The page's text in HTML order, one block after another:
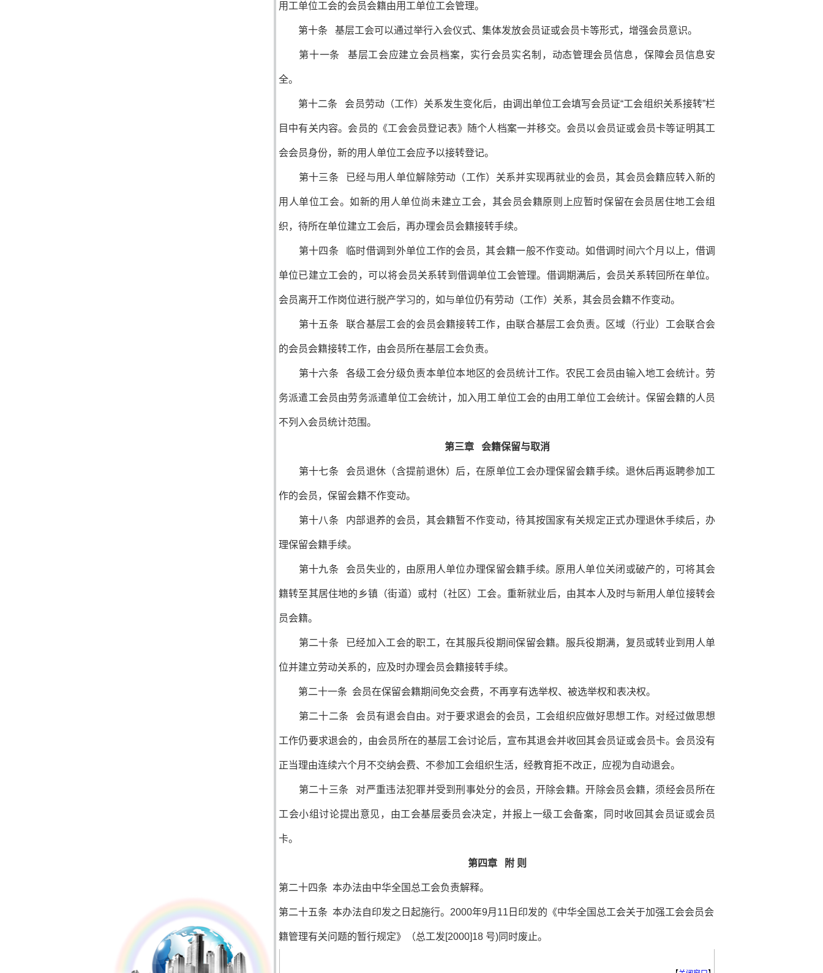
用工单位工会的会员会籍由用工单位工会管理。
第十条 基层工会可以通过举行入会仪式、集体发放会员证或会员卡等形式，增强会员意识。
第十一条 基层工会应建立会员档案，实行会员实名制，动态管理会员信息，保障会员信息安
全。
第十二条 会员劳动（工作）关系发生变化后，由调出单位工会填写会员证“工会组织关系接转”栏
目中有关内容。会员的《工会会员登记表》随个人档案一并移交。会员以会员证或会员卡等证明其工
会会员身份，新的用人单位工会应予以接转登记。
第十三条 已经与用人单位解除劳动（工作）关系并实现再就业的会员，其会员会籍应转入新的
用人单位工会。如新的用人单位尚未建立工会，其会员会籍原则上应暂时保留在会员居住地工会组
织，待所在单位建立工会后，再办理会员会籍接转手续。
第十四条 临时借调到外单位工作的会员，其会籍一般不作变动。如借调时间六个月以上，借调
单位已建立工会的，可以将会员关系转到借调单位工会管理。借调期满后，会员关系转回所在单位。
会员离开工作岗位进行脱产学习的，如与单位仍有劳动（工作）关系，其会员会籍不作变动。
第十五条 联合基层工会的会员会籍接转工作，由联合基层工会负责。区域（行业）工会联合会
的会员会籍接转工作，由会员所在基层工会负责。
第十六条 各级工会分级负责本单位本地区的会员统计工作。农民工会员由输入地工会统计。劳
务派遣工会员由劳务派遣单位工会统计，加入用工单位工会的由用工单位工会统计。保留会籍的人员
不列入会员统计范围。
第三章 会籍保留与取消
第十七条 会员退休（含提前退休）后，在原单位工会办理保留会籍手续。退休后再返聘参加工
作的会员，保留会籍不作变动。
第十八条 内部退养的会员，其会籍暂不作变动，待其按国家有关规定正式办理退休手续后，办
理保留会籍手续。
第十九条 会员失业的，由原用人单位办理保留会籍手续。原用人单位关闭或破产的，可将其会
籍转至其居住地的乡镇（街道）或村（社区）工会。重新就业后，由其本人及时与新用人单位接转会
员会籍。
第二十条 已经加入工会的职工，在其服兵役期间保留会籍。服兵役期满，复员或转业到用人单
位并建立劳动关系的，应及时办理会员会籍接转手续。
第二十一条 会员在保留会籍期间免交会费，不再享有选举权、被选举权和表决权。
第二十二条 会员有退会自由。对于要求退会的会员，工会组织应做好思想工作。对经过做思想
工作仍要求退会的，由会员所在的基层工会讨论后，宣布其退会并收回其会员证或会员卡。会员没有
正当理由连续六个月不交纳会费、不参加工会组织生活，经教育拒不改正，应视为自动退会。
第二十三条 对严重违法犯罪并受到刑事处分的会员，开除会籍。开除会员会籍，须经会员所在
工会小组讨论提出意见，由工会基层委员会决定，并报上一级工会备案，同时收回其会员证或会员
卡。
第四章 附 则
第二十四条 本办法由中华全国总工会负责解释。
第二十五条 本办法自印发之日起施行。2000年9月11日印发的《中华全国总工会关于加强工会会员会
籍管理有关问题的暂行规定》（总工发[2000]18 号)同时废止。